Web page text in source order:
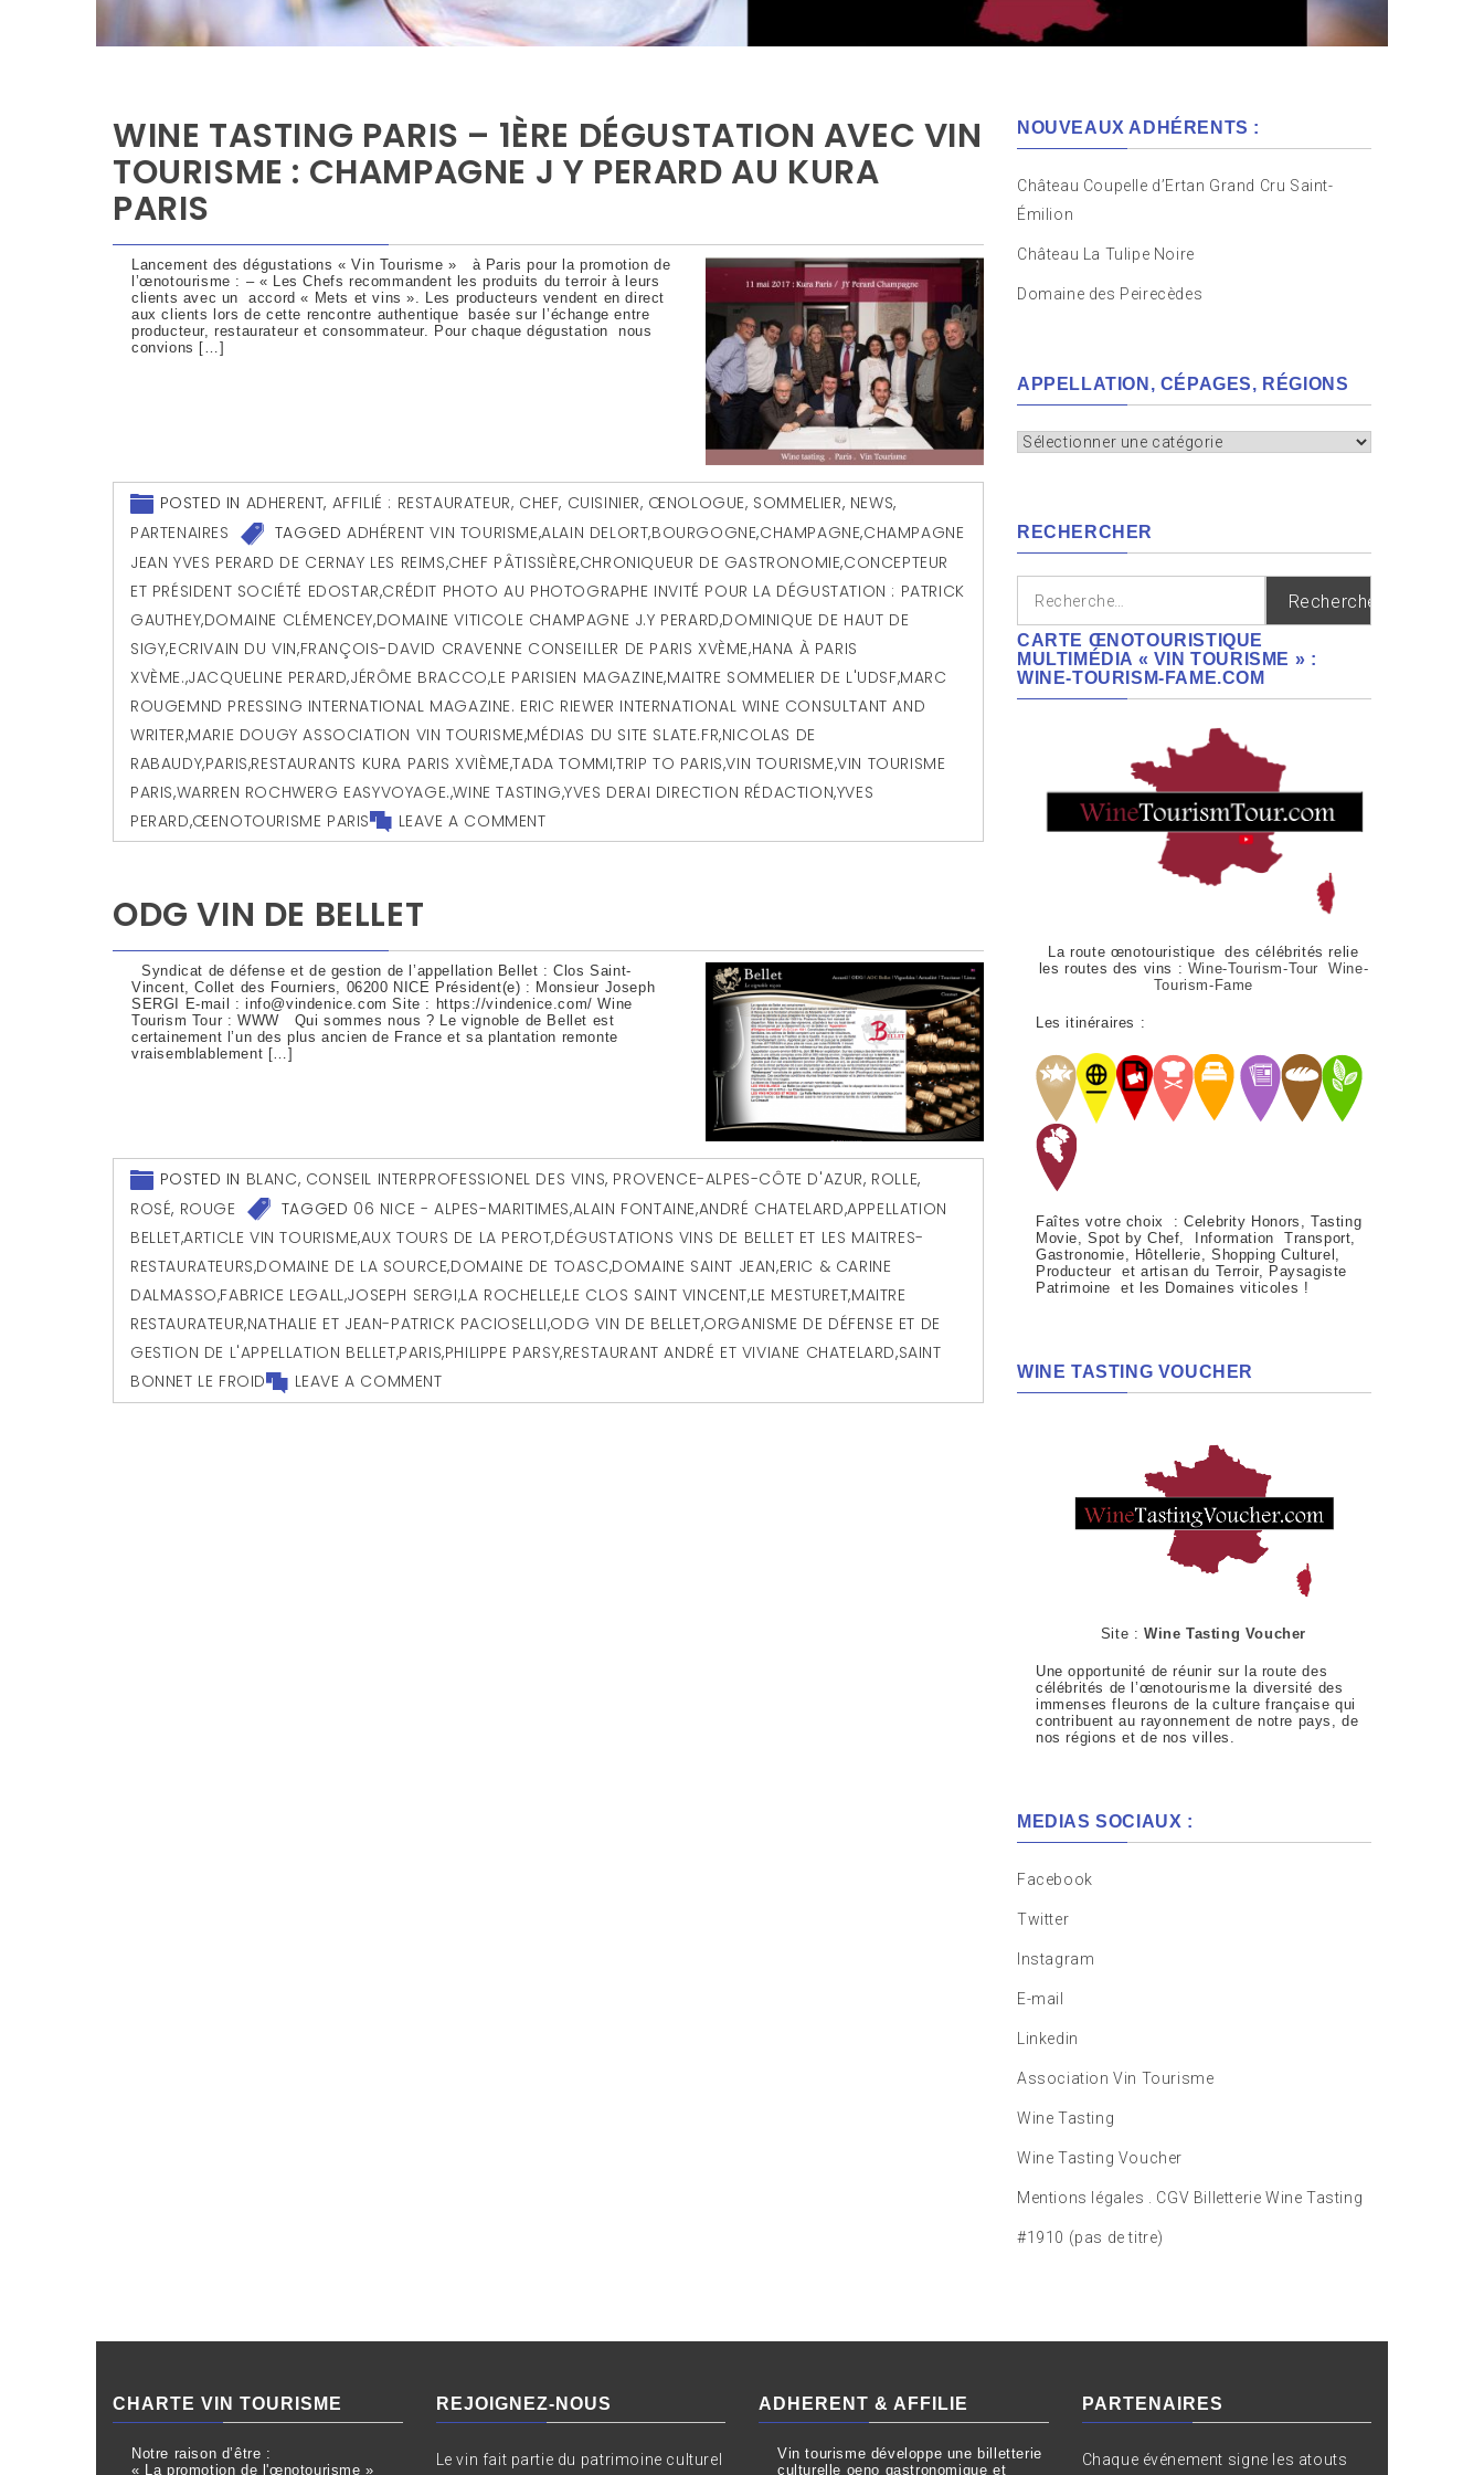
WINE TASTING PARIS – 1ÈRE DÉGUSTATION AVEC VIN
TOURISME : CHAMPAGNE J Y PERARD AU KURA
PARIS
Lancement des dégustations « Vin Tourisme » à Paris pour la promotion de
l’œnotourisme : – « Les Chefs recommandent les produits du terroir à leurs
clients avec un accord « Mets et vins ». Les producteurs vendent en direct
aux clients lors de cette rencontre authentique basée sur l’échange entre
producteur, restaurateur et consommateur. Pour chaque dégustation nous
convions […]
POSTED IN ADHERENT, AFFILIÉ : RESTAURATEUR, CHEF, CUISINIER, ŒNOLOGUE, SOMMELIER, NEWS,
PARTENAIRES
TAGGEDADHÉRENT VIN TOURISME,ALAIN DELORT,BOURGOGNE,CHAMPAGNE,CHAMPAGNE
JEAN YVES PERARD DE CERNAY LES REIMS,CHEF PÂTISSIÈRE,CHRONIQUEUR DE GASTRONOMIE,CONCEPTEUR
ET PRÉSIDENT SOCIÉTÉ EDOSTAR,CRÉDIT PHOTO AU PHOTOGRAPHE INVITÉ POUR LA DÉGUSTATION : PATRICK
GAUTHEY,DOMAINE CLÉMENCEY,DOMAINE VITICOLE CHAMPAGNE J.Y PERARD,DOMINIQUE DE HAUT DE
SIGY,ECRIVAIN DU VIN,FRANÇOIS-DAVID CRAVENNE CONSEILLER DE PARIS XVÈME,HANA À PARIS
XVÈME.,JACQUELINE PERARD,JÉRÔME BRACCO,LE PARISIEN MAGAZINE,MAITRE SOMMELIER DE L'UDSF,MARC
ROUGEMND PRESSING INTERNATIONAL MAGAZINE. ERIC RIEWER INTERNATIONAL WINE CONSULTANT AND
WRITER,MARIE DOUGY ASSOCIATION VIN TOURISME,MÉDIAS DU SITE SLATE.FR,NICOLAS DE
RABAUDY,PARIS,RESTAURANTS KURA PARIS XVIÈME,TADA TOMMI,TRIP TO PARIS,VIN TOURISME,VIN TOURISME
PARIS,WARREN ROCHWERG EASYVOYAGE.,WINE TASTING,YVES DERAI DIRECTION RÉDACTION,YVES
PERARD,ŒENOTOURISME PARIS LEAVE A COMMENT
ODG VIN DE BELLET
Syndicat de défense et de gestion de l’appellation Bellet : Clos Saint-
Vincent, Collet des Fourniers, 06200 NICE Président(e) : Monsieur Joseph
SERGI E-mail : info@vindenice.com Site : https://vindenice.com/ Wine
Tourism Tour : WWW Qui sommes nous ? Le vignoble de Bellet est
certainement l’un des plus ancien de France et sa plantation remonte
vraisemblablement […]
POSTED IN BLANC, CONSEIL INTERPROFESSIONEL DES VINS, PROVENCE-ALPES-CÔTE D'AZUR, ROLLE,
ROSÉ, ROUGE TAGGED 06 NICE - ALPES-MARITIMES,ALAIN FONTAINE,ANDRÉ CHATELARD,APPELLATION
BELLET,ARTICLE VIN TOURISME,AUX TOURS DE LA PEROT,DÉGUSTATIONS VINS DE BELLET ET LES MAITRES-
RESTAURATEURS,DOMAINE DE LA SOURCE,DOMAINE DE TOASC,DOMAINE SAINT JEAN,ERIC & CARINE
DALMASSO,FABRICE LEGALL,JOSEPH SERGI,LA ROCHELLE,LE CLOS SAINT VINCENT,LE MESTURET,MAITRE
RESTAURATEUR,NATHALIE ET JEAN-PATRICK PACIOSELLI,ODG VIN DE BELLET,ORGANISME DE DÉFENSE ET DE
GESTION DE L'APPELLATION BELLET,PARIS,PHILIPPE PARSY,RESTAURANT ANDRÉ ET VIVIANE CHATELARD,SAINT
BONNET LE FROID
LEAVE A COMMENT
NOUVEAUX ADHÉRENTS :
Château Coupelle d’Ertan Grand Cru Saint-
Émilion
Château La Tulipe Noire
Domaine des Peirecèdes
APPELLATION, CÉPAGES, RÉGIONS
Appellation,
RECHERCHER
CARTE ŒNOTOURISTIQUE
MULTIMÉDIA « VIN TOURISME » :
WINE-TOURISM-FAME.COM
La route œnotouristique des célébrités relie
les routes des vins : Wine-Tourism-Tour Wine-
Tourism-Fame
Les itinéraires :
Faîtes votre choix : Celebrity Honors, Tasting
Movie, Spot by Chef, Information Transport,
Gastronomie, Hôtellerie, Shopping Culturel,
Producteur et artisan du Terroir, Paysagiste
Patrimoine et les Domaines viticoles !
WINE TASTING VOUCHER
Site :Wine Tasting Voucher
Une opportunité de réunir sur la route des
célébrités de l’œnotourisme la diversité des
immenses fleurons de la culture française qui
contribuent au rayonnement de notre pays, de
nos régions et de nos villes.
MEDIAS SOCIAUX :
Facebook
Twitter
Instagram
E-mail
Linkedin
Association Vin Tourisme
Wine Tasting
Wine Tasting Voucher
Mentions légales . CGV Billetterie Wine Tasting
#1910 (pas de titre)
CHARTE VIN TOURISME
Notre raison d’être :
« La promotion de l'œnotourisme »
REJOIGNEZ-NOUS
Le vin fait partie du patrimoine culturel
ADHERENT & AFFILIE
Vin tourisme développe une billetterie
culturelle oeno gastronomique et
PARTENAIRES
Chaque événement signe les atouts